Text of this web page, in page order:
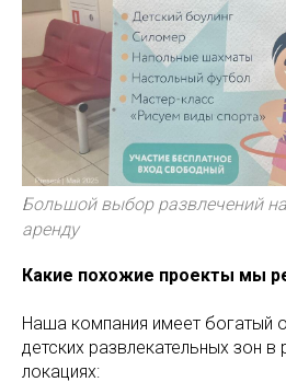
Большой выбор развлечений
аренду
Какие похожие проекты мы
Наша компания имеет богатый
детских развлекательных зон в
локациях: